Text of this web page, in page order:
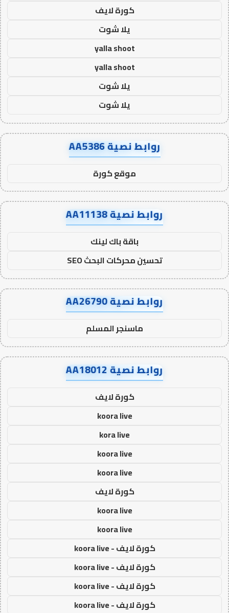
كورة لايف
يلا شوت
yalla shoot
yalla shoot
يلا شوت
يلا شوت
روابط نصية AA5386
موقع كورة
روابط نصية AA11138
باقة باك لينك
تحسين محركات البحث SEO
روابط نصية AA26790
ماسنجر المسلم
روابط نصية AA18012
كورة لايف
koora live
kora live
koora live
koora live
كورة لايف
koora live
koora live
كورة لايف - koora live
كورة لايف - koora live
كورة لايف - koora live
كورة لايف - koora live